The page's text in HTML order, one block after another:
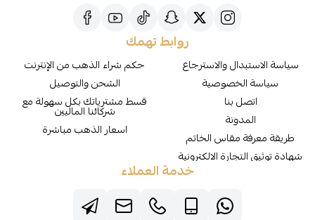
روابط تهمك
سياسة الاستبدال والاسترجاع
سياسة الخصوصية
اتصل بنا
المدونة
طريقة معرفة مقاس الخاتم
شهادة توثيق التجارة الالكترونية
حكم شراء الذهب من الإنترنت
الشحن والتوصيل
قسط مشترياتك بكل سهولة مع
شركائنا الماليين
اسعار الذهب مباشرة
خدمة العملاء